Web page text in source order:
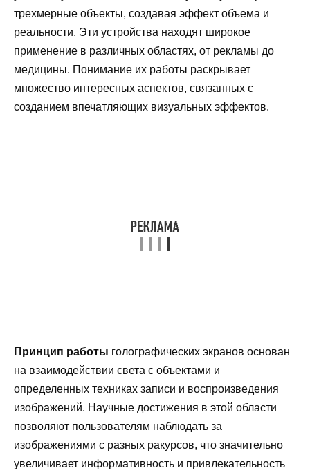
трехмерные объекты, создавая эффект объема и
реальности. Эти устройства находят широкое
применение в различных областях, от рекламы до
медицины. Понимание их работы раскрывает
множество интересных аспектов, связанных с
созданием впечатляющих визуальных эффектов.
Принцип работы голографических экранов основан
на взаимодействии света с объектами и
определенных техниках записи и воспроизведения
изображений. Научные достижения в этой области
позволяют пользователям наблюдать за
изображениями с разных ракурсов, что значительно
увеличивает информативность и привлекательность